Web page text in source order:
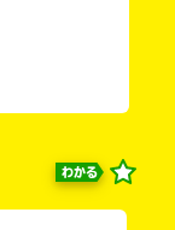
わかる